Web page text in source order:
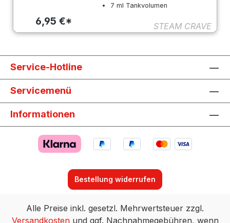
6,95 €*
7 ml Tankvolumen
STEAM CRAVE
Service-Hotline
Servicemenü
Informationen
Bestellung widerrufen
Alle Preise inkl. gesetzl. Mehrwertsteuer zzgl.
Versandkostenund ggf. Nachnahmegebühren, wenn